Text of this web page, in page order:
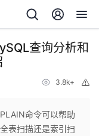
查询分析和
3.8k+
命令可以帮助
表扫描还是索引扫